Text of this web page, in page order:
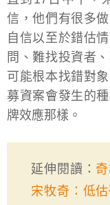
信，他們有很多
自信以至於錯估
問、難找投資者
可能根本找錯對
募資案會發生的
牌效應那樣。
延伸閱讀：
宋牧奇：低